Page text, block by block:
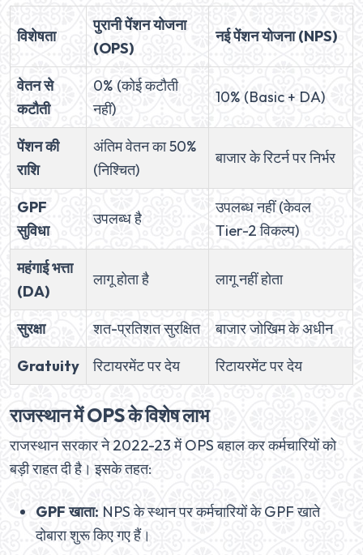
विशेषता
पुरानी पेंशन योजना
(OPS)
नई पेंशन योजना (NPS)
वेतन से
कटौती
0% (कोई कटौती
नहीं)
10% (Basic + DA)
पेंशन की
राशि
अंतिम वेतन का 50%
(निश्चित)
बाजार के रिटर्न पर निर्भर
GPF
सुविधा
उपलब्ध है
उपलब्ध नहीं (केवल
Tier-2 विकल्प)
महंगाई भत्ता
(DA)
लागू होता है लागू नहीं होता
सुरक्षा शत-प्रतिशत सुरक्षित
बाजार जोखिम के अधीन
Gratuity
रिटायरमेंट पर देय रिटायरमेंट पर देय
राजस्थान में OPS के विशेष लाभ
राजस्थान सरकार ने 2022-23 में OPS बहाल कर कर्मचारियों को
बड़ी राहत दी है। इसके तहत:
GPF खाता: NPS के स्थान पर कर्मचारियों के GPF खाते
दोबारा शुरू किए गए हैं।